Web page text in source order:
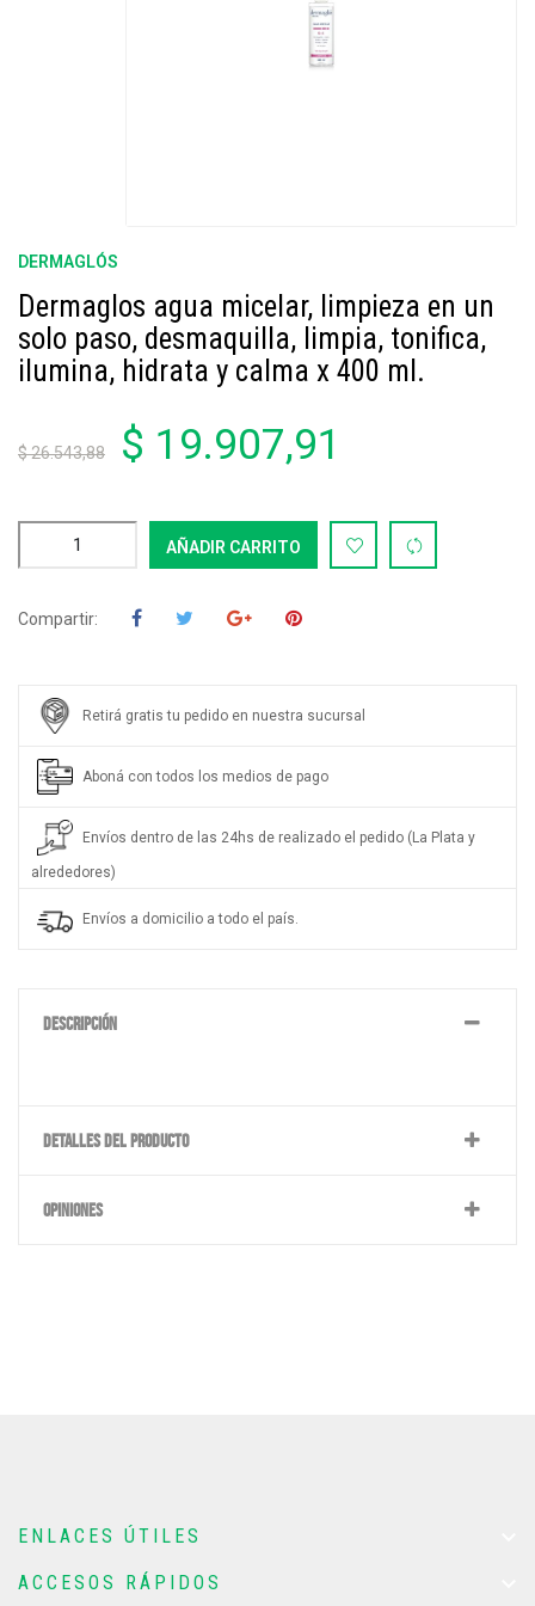
DERMAGLÓS
Dermaglos agua micelar, limpieza en un
solo paso, desmaquilla, limpia, tonifica,
ilumina, hidrata y calma x 400 ml.
$ 26.543,88 $ 19.907,91
AÑADIR CARRITO
Compartir:
Retirá gratis tu pedido en nuestra sucursal
Aboná con todos los medios de pago
Envíos dentro de las 24hs de realizado el pedido (La Plata y
alrededores)
Envíos a domicilio a todo el país.
DESCRIPCIÓN
DETALLES DEL PRODUCTO
OPINIONES
ENLACES ÚTILES
ACCESOS RÁPIDOS